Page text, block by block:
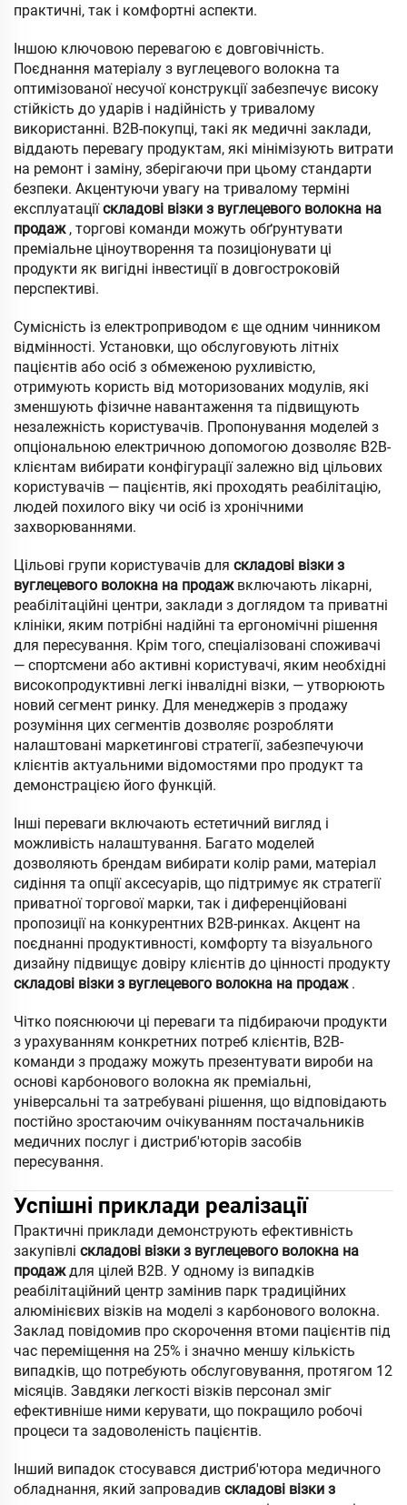
практичні, так і комфортні аспекти.
Іншою ключовою перевагою є довговічність.
Поєднання матеріалу з вуглецевого волокна та
оптимізованої несучої конструкції забезпечує високу
стійкість до ударів і надійність у тривалому
використанні. B2B-покупці, такі як медичні заклади,
віддають перевагу продуктам, які мінімізують витрати
на ремонт і заміну, зберігаючи при цьому стандарти
безпеки. Акцентуючи увагу на тривалому терміні
експлуатаціїскладові візки з вуглецевого волокна на
продаж , торгові команди можуть обґрунтувати
преміальне ціноутворення та позиціонувати ці
продукти як вигідні інвестиції в довгостроковій
перспективі.
Сумісність із електроприводом є ще одним чинником
відмінності. Установки, що обслуговують літніх
пацієнтів або осіб з обмеженою рухливістю,
отримують користь від моторизованих модулів, які
зменшують фізичне навантаження та підвищують
незалежність користувачів. Пропонування моделей з
опціональною електричною допомогою дозволяє B2B-
клієнтам вибирати конфігурації залежно від цільових
користувачів — пацієнтів, які проходять реабілітацію,
людей похилого віку чи осіб із хронічними
захворюваннями.
Цільові групи користувачів для складові візки з
вуглецевого волокна на продаж включають лікарні,
реабілітаційні центри, заклади з доглядом та приватні
клініки, яким потрібні надійні та ергономічні рішення
для пересування. Крім того, спеціалізовані споживачі
— спортсмени або активні користувачі, яким необхідні
високопродуктивні легкі інвалідні візки, — утворюють
новий сегмент ринку. Для менеджерів з продажу
розуміння цих сегментів дозволяє розробляти
налаштовані маркетингові стратегії, забезпечуючи
клієнтів актуальними відомостями про продукт та
демонстрацією його функцій.
Інші переваги включають естетичний вигляд і
можливість налаштування. Багато моделей
дозволяють брендам вибирати колір рами, матеріал
сидіння та опції аксесуарів, що підтримує як стратегії
приватної торгової марки, так і диференційовані
пропозиції на конкурентних B2B-ринках. Акцент на
поєднанні продуктивності, комфорту та візуального
дизайну підвищує довіру клієнтів до цінності продукту
складові візки з вуглецевого волокна на продаж .
Чітко пояснюючи ці переваги та підбираючи продукти
з урахуванням конкретних потреб клієнтів, B2B-
команди з продажу можуть презентувати вироби на
основі карбонового волокна як преміальні,
універсальні та затребувані рішення, що відповідають
постійно зростаючим очікуванням постачальників
медичних послуг і дистриб'юторів засобів
пересування.
Успішні приклади реалізації
Практичні приклади демонструють ефективність
закупівлі складові візки з вуглецевого волокна на
продаждля цілей B2B. У одному із випадків
реабілітаційний центр замінив парк традиційних
алюмінієвих візків на моделі з карбонового волокна.
Заклад повідомив про скорочення втоми пацієнтів під
час переміщення на 25% і значно меншу кількість
випадків, що потребують обслуговування, протягом 12
місяців. Завдяки легкості візків персонал зміг
ефективніше ними керувати, що покращило робочі
процеси та задоволеність пацієнтів.
Інший випадок стосувався дистриб'ютора медичного
обладнання, який запровадив складові візки з